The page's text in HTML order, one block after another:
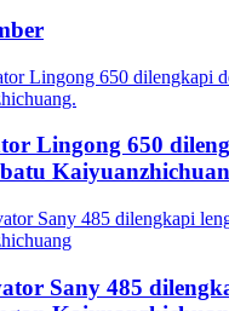
Lingong 650
Sany 485